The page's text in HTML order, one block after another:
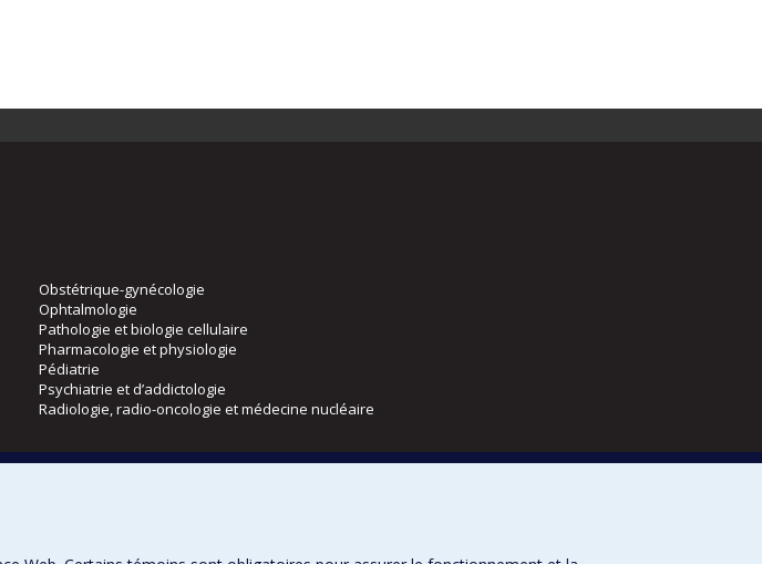
Obstétrique-gynécologie
Ophtalmologie
Pathologie et biologie cellulaire
Pharmacologie et physiologie
Pédiatrie
Psychiatrie et d’addictologie
Radiologie, radio-oncologie et médecine nucléaire